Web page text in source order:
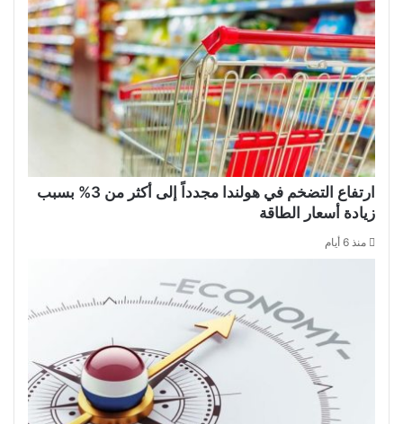
ارتفاع التضخم في هولندا مجدداً إلى أكثر من 3% بسبب
زيادة أسعار الطاقة
منذ 6 أيام